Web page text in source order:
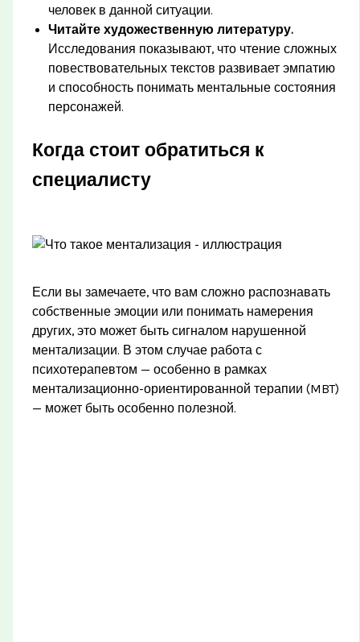
человек в данной ситуации.
Читайте художественную литературу.
Исследования показывают, что чтение сложных
повествовательных текстов развивает эмпатию
и способность понимать ментальные состояния
персонажей.
Когда стоит обратиться к
специалисту
Если вы замечаете, что вам сложно распознавать
собственные эмоции или понимать намерения
других, это может быть сигналом нарушенной
ментализации. В этом случае работа с
психотерапевтом — особенно в рамках
ментализационно-ориентированной терапии (MBT)
— может быть особенно полезной.